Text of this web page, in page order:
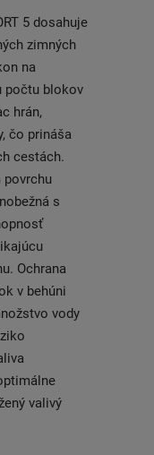
5 dosahuje
zimných
na
počtu blokov
hrán,
čo prináša
cestách.
povrchu
s
Ochrana
v behúni
vody
valivý